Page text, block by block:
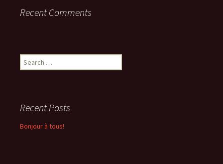
Recent Comments
Search
for:
Recent Posts
Bonjour à tous!